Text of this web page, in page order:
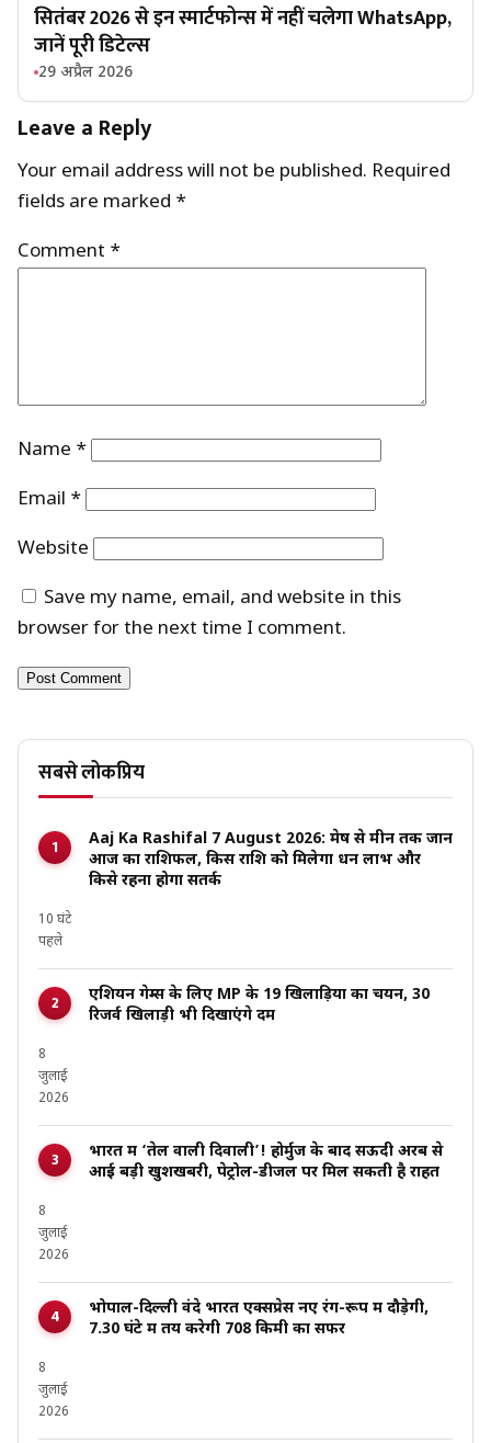
सितंबर 2026 से इन स्मार्टफोन्स में नहीं चलेगा WhatsApp,
जानें पूरी डिटेल्स
29 अप्रैल 2026
Leave a Reply
Your email address will not be published. Required
fields are marked *
Comment *
Name *
Email *
Website
Save my name, email, and website in this
browser for the next time I comment.
सबसे लोकप्रिय
Aaj Ka Rashifal 7 August 2026: मेष से मीन तक जानें
आज का राशिफल, किस राशि को मिलेगा धन लाभ और
किसे रहना होगा सतर्क
10 घंटे
पहले
एशियन गेम्स के लिए MP के 19 खिलाड़ियों का चयन, 30
रिजर्व खिलाड़ी भी दिखाएंगे दम
8
जुलाई
2026
भारत में ‘तेल वाली दिवाली’! होर्मुज के बाद सऊदी अरब से
आई बड़ी खुशखबरी, पेट्रोल-डीजल पर मिल सकती है राहत
8
जुलाई
2026
भोपाल-दिल्ली वंदे भारत एक्सप्रेस नए रंग-रूप में दौड़ेगी,
7.30 घंटे में तय करेगी 708 किमी का सफर
8
जुलाई
2026